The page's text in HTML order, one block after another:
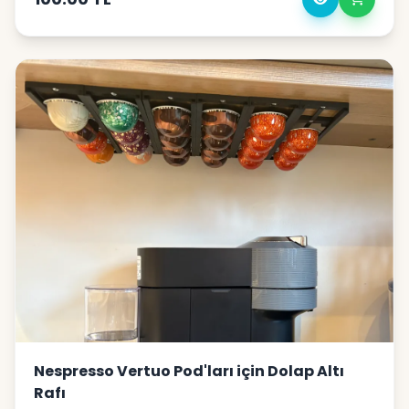
tezgâh üzerinde yer kaplamadan kapsüllerinizi
organize edebilirsiniz.Kapsüller ray sistemiyle öne
hem de modern bir görünüm sunar.✔ Nespresso
kapsülleri ile tam uyumlu✔ Dolap altına
vidalama/tutkal ile kolay montaj✔ Yer kaplamaz –
Tezgâhınızı düzenli tutar✔ Akıcı ray sistemi sayesinde
kapsüller tek tek çekilerek alınır✔ Dayanıklı 3D baskı
premium malzeme✔ Mutfağınıza modern ve pratik
Nespresso Vertuo Pod'ları için Dolap Altı
Rafı